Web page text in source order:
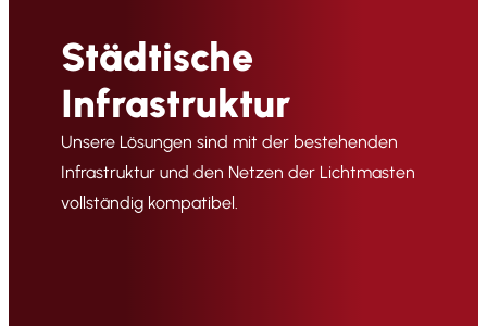
Städtische
Infrastruktur
Unsere Lösungen sind mit der bestehenden
Infrastruktur und den Netzen der Lichtmasten
vollständig kompatibel.